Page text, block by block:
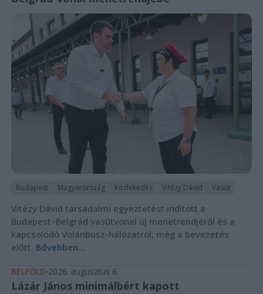
Budapest Magyarország Közlekedés Vitézy Dávid Vasút
Vitézy Dávid társadalmi egyeztetést indított a
Budapest–Belgrád vasútvonal új menetrendjéről és a
kapcsolódó Volánbusz-hálózatról, még a bevezetés
előtt. Bővebben...
BELFÖLD 2026. augusztus 6.
Lázár János minimálbért kapott